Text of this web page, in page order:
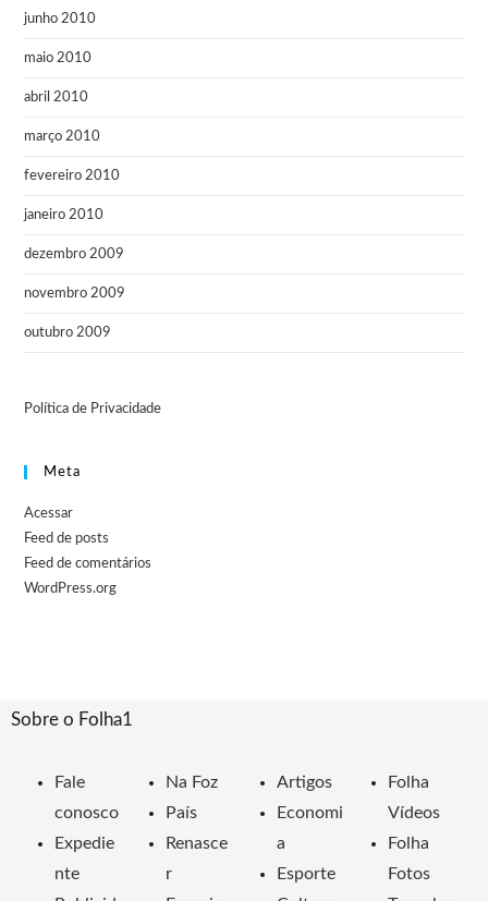
junho 2010
maio 2010
abril 2010
março 2010
fevereiro 2010
janeiro 2010
dezembro 2009
novembro 2009
outubro 2009
Política de Privacidade
Meta
Acessar
Feed de posts
Feed de comentários
WordPress.org
Sobre o Folha1
Fale
conosco
Expedie
nte
Na Foz
País
Renasce
r
Artigos
Economi
a
Esporte
Folha
Vídeos
Folha
Fotos